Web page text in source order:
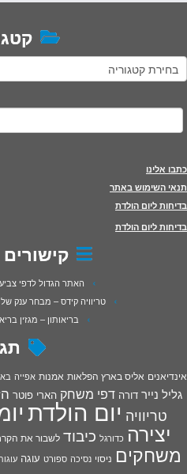
קטגוריות
חיפוש:
כתבו אלינו
תנאי השימוש באתר
בדיחות ליום הולדת
בדיחות ליום הולדת
האתר הגדול לדפי
טריוויה קידס – מבחר ענק של
בריאותון – מגזין
אינדיאנים אליס בארץ הפלאות אמנות אפייה
גליל נייר דורה דפי משחק הארי פוטר
טריוויה יום הולדת
יצירה כדורגל כיבוד לשבור את
משחקים ניסוי נסיכה ספורט עוגה